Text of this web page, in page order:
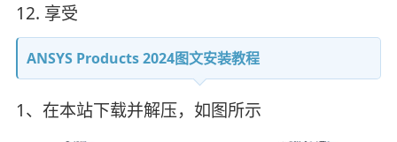
12. 享受
ANSYS Products 2024图文安装教程
1、在本站下载并解压，如图所示